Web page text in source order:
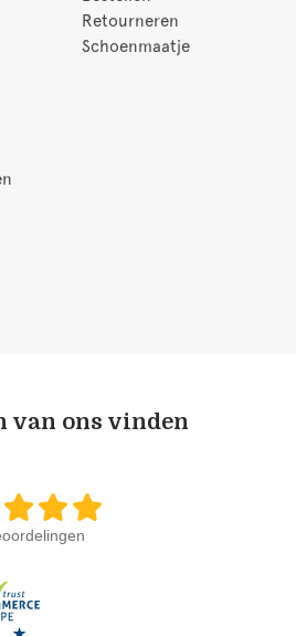
Retourneren
Schoenmaatje
van ons vinden